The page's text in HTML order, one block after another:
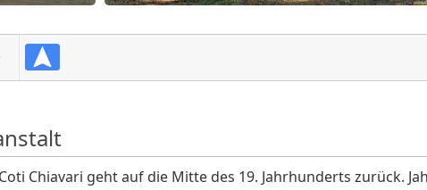
Chiavari geht auf die Mitte des 19. Jahrhunderts zurück.